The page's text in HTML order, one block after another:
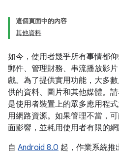
這個頁面中的內容
其他資料
如今，使用者幾乎所有事情都
郵件、管理財務、串流播放影
戲。為了提供實用功能，大多
供的資料、圖片和其他媒體。
是使用者裝置上的眾多應用程
用網路資源。如果管理不當，
面影響，並耗用使用者有限的網
自 Android 8.0 起，作業系統推